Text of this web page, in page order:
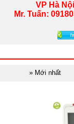
VP Hà Nội
Mr. Tuấn:
» Mới nhất